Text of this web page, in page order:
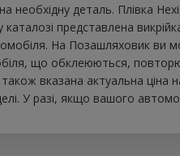
необхідну деталь. Плівка
представлена
На Позашляховик ви
що обклеюються,
вказана актуальна ціна
У разі, якщо вашого